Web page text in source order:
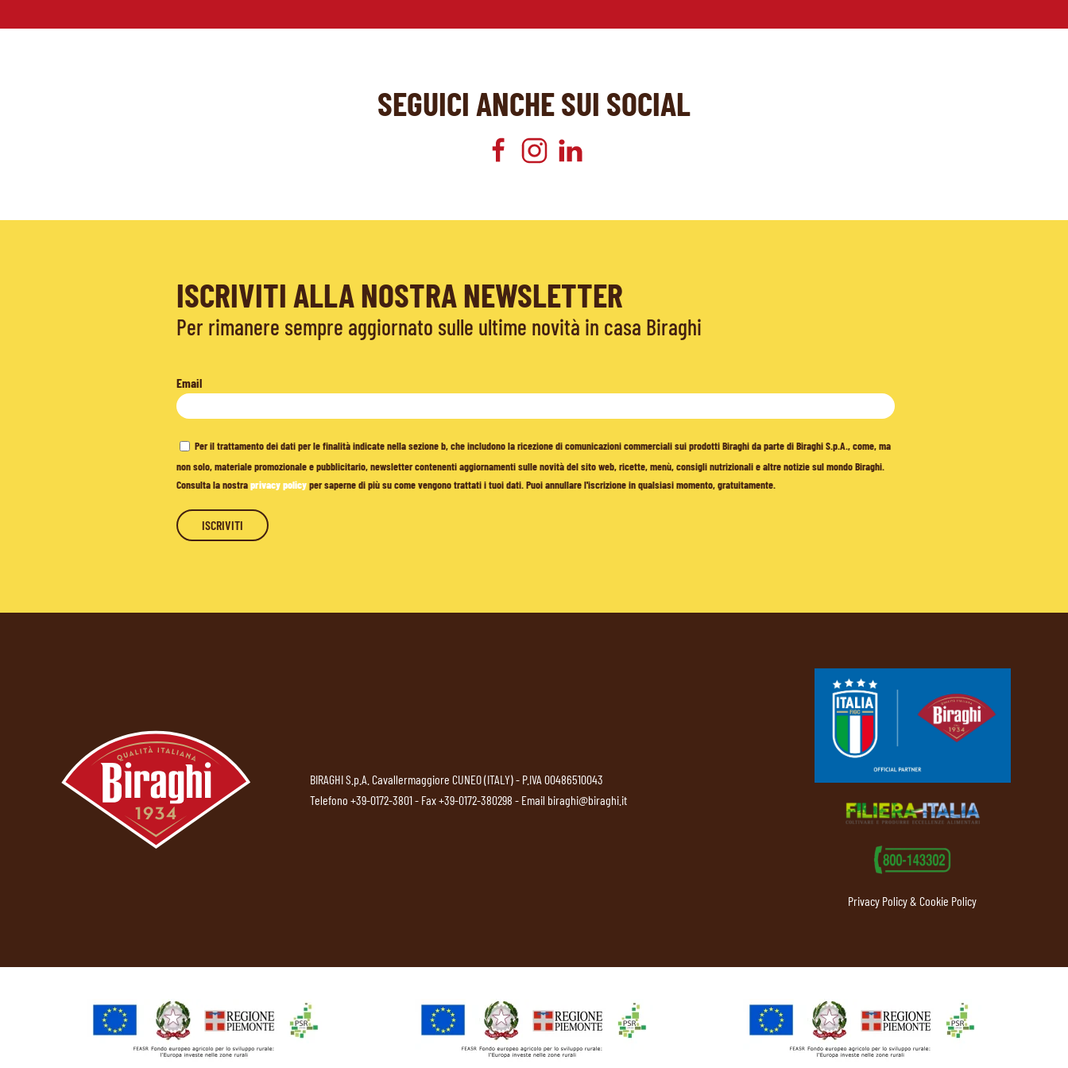
SEGUICI ANCHE SUI SOCIAL
ISCRIVITI ALLA NOSTRA NEWSLETTER
Per rimanere sempre aggiornato sulle ultime novità in casa Biraghi
Email
Per il trattamento dei dati per le finalità indicate nella sezione b, che includono la ricezione di comunicazioni commerciali sui prodotti Biraghi da parte di Biraghi S.p.A., come, ma
non solo, materiale promozionale e pubblicitario, newsletter contenenti aggiornamenti sulle novità del sito web, ricette, menù, consigli nutrizionali e altre notizie sul mondo Biraghi.
Consulta la nostraprivacy policyper saperne di più su come vengono trattati i tuoi dati. Puoi annullare l'iscrizione in qualsiasi momento, gratuitamente.
BIRAGHI S.p.A. Cavallermaggiore CUNEO (ITALY) - P.IVA 00486510043
Telefono +39-0172-3801- Fax +39-0172-380298 - Email biraghi@biraghi.it
Privacy Policy & Cookie Policy